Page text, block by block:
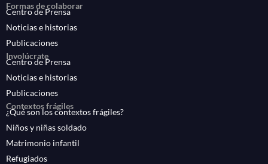
Formas de colaborar
Centro de Prensa
Noticias e historias
Publicaciones
Involúcrate
Centro de Prensa
Noticias e historias
Publicaciones
Contextos frágiles
¿Qué son los contextos frágiles?
Niños y niñas soldado
Matrimonio infantil
Refugiados